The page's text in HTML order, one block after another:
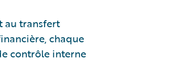
au transfert
chaque
contrôle interne